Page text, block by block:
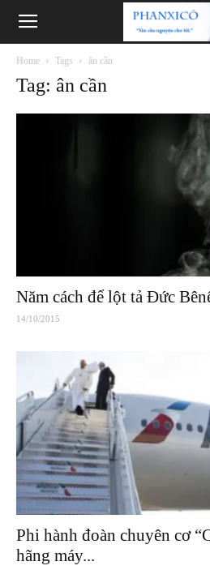
Phanxicô
Home Tags ân cần
Tag: ân cần
Năm cách để lột tả Đức
14/10/2015
Phi hành đoàn chuyên cơ
hãng máy...